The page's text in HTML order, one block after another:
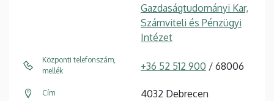
Gazdaságtudományi Kar,
Számviteli és Pénzügyi
Intézet
Központi telefonszám,
mellék
+36 52 512 900 / 68006
Cím
4032 Debrecen